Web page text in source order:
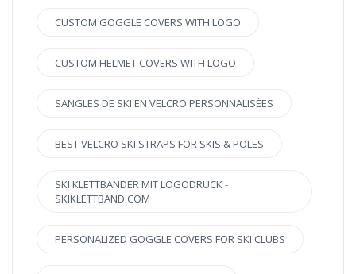
CUSTOM GOGGLE COVERS WITH LOGO
CUSTOM HELMET COVERS WITH LOGO
SANGLES DE SKI EN VELCRO PERSONNALISÉES
BEST VELCRO SKI STRAPS FOR SKIS & POLES
SKI KLETTBÄNDER MIT LOGODRUCK -
SKIKLETTBAND.COM
PERSONALIZED GOGGLE COVERS FOR SKI CLUBS